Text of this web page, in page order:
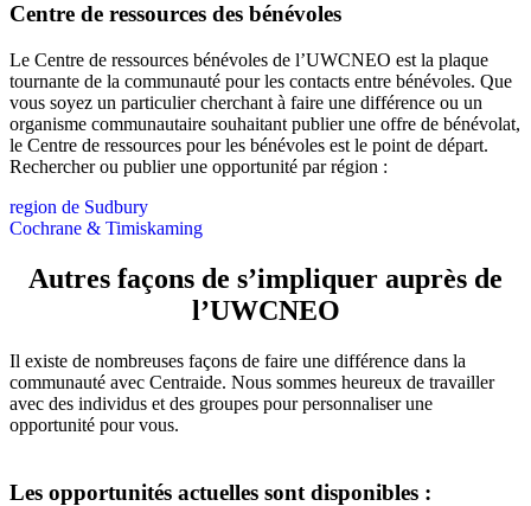
Centre de ressources des bénévoles
Le Centre de ressources bénévoles de l’UWCNEO est la plaque
tournante de la communauté pour les contacts entre bénévoles. Que
vous soyez un particulier cherchant à faire une différence ou un
organisme communautaire souhaitant publier une offre de bénévolat,
le Centre de ressources pour les bénévoles est le point de départ.
Rechercher ou publier une opportunité par région :
region de Sudbury
Cochrane & Timiskaming
Autres façons de s’impliquer auprès de
l’UWCNEO
Il existe de nombreuses façons de faire une différence dans la
communauté avec Centraide. Nous sommes heureux de travailler
avec des individus et des groupes pour personnaliser une
opportunité pour vous.
Les opportunités actuelles sont disponibles :